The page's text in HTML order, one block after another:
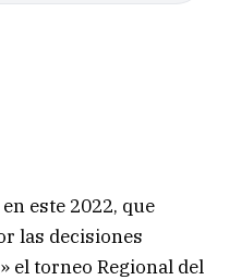
este 2022, que
las decisiones
el torneo Regional del